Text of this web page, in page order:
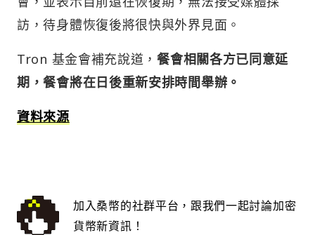
訪，待身體恢復後將很快與外界見面。
Tron 基金會補充說道，餐會相關各方已同意延
期，餐會將在日後重新安排時間舉辦。
資料來源
加入桑幣的社群平台，跟我們一起討論加密
貨幣新資訊！